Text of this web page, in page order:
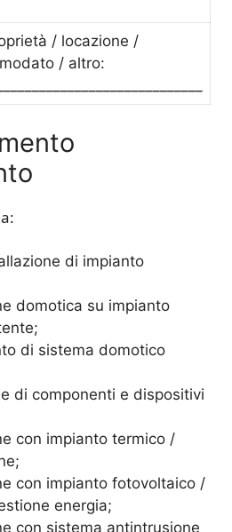
/ locazione /
/ altro:
di impianto
domotica su impianto
di sistema domotico
di componenti e dispositivi
con impianto termico /
con impianto fotovoltaico /
energia;
con sistema antintrusione